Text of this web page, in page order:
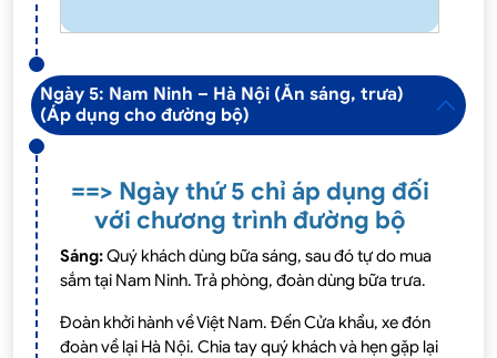
Ngày 5: Nam Ninh – Hà Nội (Ăn sáng, trưa)
(Áp dụng cho đường bộ)
==> Ngày thứ 5 chỉ áp dụng đối
với chương trình đường bộ
Sáng:Quý khách dùng bữa sáng, sau đó tự do mua
sắm tại Nam Ninh. Trả phòng, đoàn dùng bữa trưa.
Đoàn khởi hành về Việt Nam. Đến Cửa khẩu, xe đón
đoàn về lại Hà Nội. Chia tay quý khách và hẹn gặp lại